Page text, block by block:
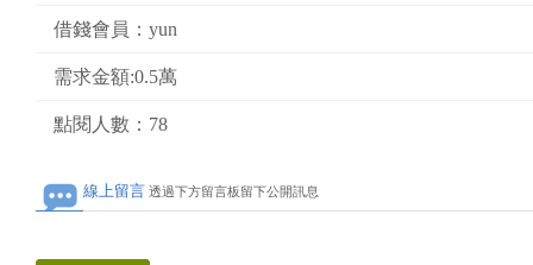
借錢會員：yun
需求金額:0.5萬
點閱人數：78
線上留言 透過下方留言板留下公開訊息